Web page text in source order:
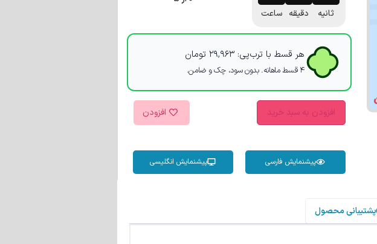
ساعت دقیقه ثانیه
هر قسط با ترب‌پی:۲۹,۹۶۳ تومان
۴ قسط ماهانه. بدون سود، چک و ضامن.
افزودن به سبد خرید افزودن
پیشنمایش فارسی پیشنمایش انگلیسی
پشتیبانی محصول